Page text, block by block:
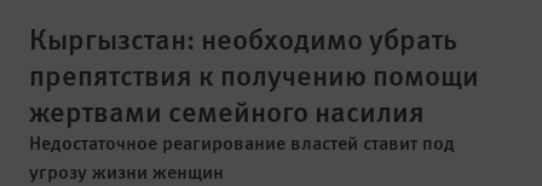
Кыргызстан: необходимо убрать
препятствия к получению помощи
жертвами семейного насилия
Недостаточное реагирование властей ставит под
угрозу жизни женщин